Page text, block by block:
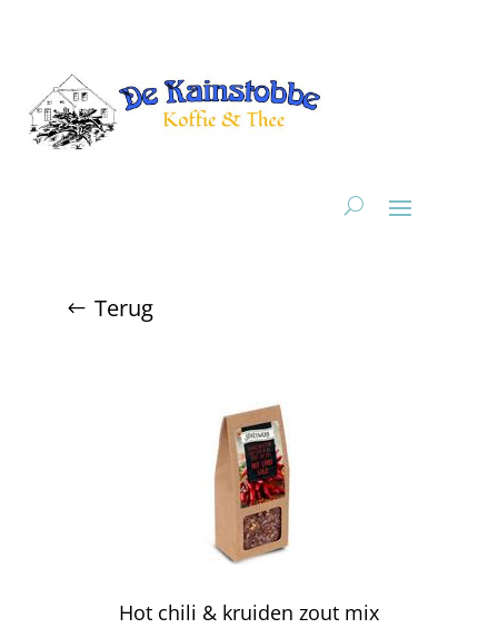
Terug
Hot chili & kruiden zout mix